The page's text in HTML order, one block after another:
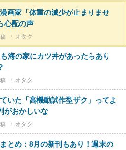
漫画家「体重の減少が止まりませ
心配の声
オタク
も海の家にカツ丼があったらあり
オタク
いた「高機動試作型ザク」ってよ
がおかしいな
オタク
とめ：8月の新刊もあり！週末の